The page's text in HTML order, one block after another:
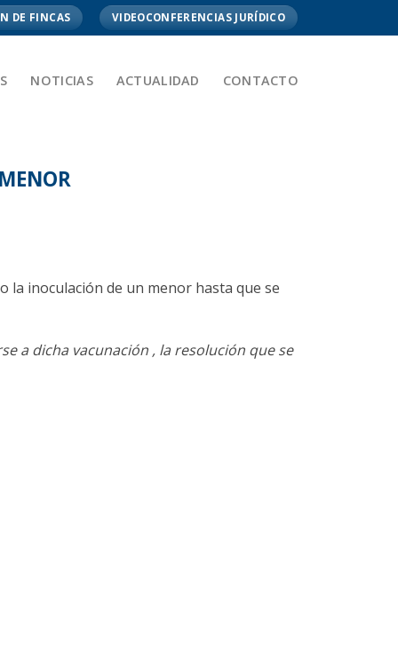
DE FINCAS VIDEOCONFERENCIAS JURÍDICO
NOTICIAS ACTUALIDAD CONTACTO
la inoculación de un menor hasta que se
a dicha vacunación , la resolución que se